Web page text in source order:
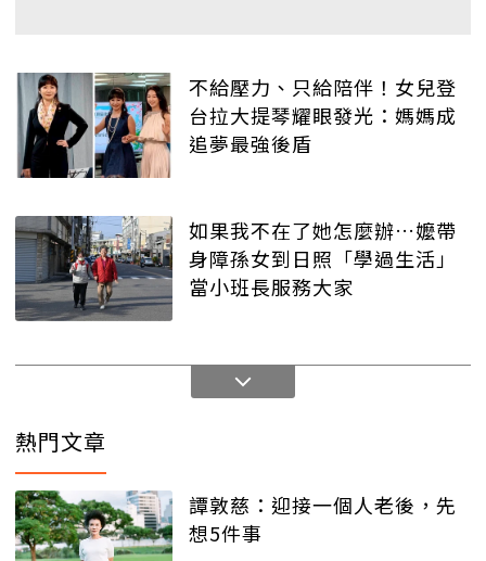
不給壓力、只給陪伴！女兒登
台拉大提琴耀眼發光：媽媽成
追夢最強後盾
如果我不在了她怎麼辦…嬤帶
身障孫女到日照「學過生活」
當小班長服務大家
熱門文章
譚敦慈：迎接一個人老後，先
想5件事